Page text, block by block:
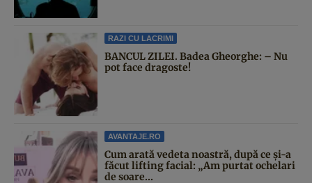
RAZI CU LACRIMI
BANCUL ZILEI. Badea Gheorghe: – Nu
pot face dragoste!
AVANTAJE.RO
Cum arată vedeta noastră, după ce și-a
făcut lifting facial: „Am purtat ochelari
de soare...